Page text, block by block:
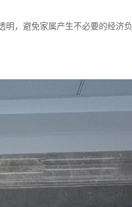
明，避免家属产生不必要的经济负